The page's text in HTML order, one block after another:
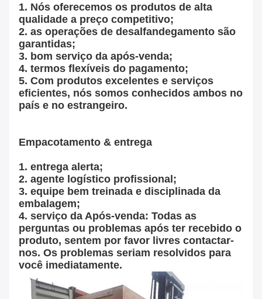
1. Nós oferecemos os produtos de alta
qualidade a preço competitivo;
2. as operações de desalfandegamento são
garantidas;
3. bom serviço da após-venda;
4. termos flexíveis do pagamento;
5. Com produtos excelentes e serviços
eficientes, nós somos conhecidos ambos no
país e no estrangeiro.
Empacotamento & entrega
1. entrega alerta;
2. agente logístico profissional;
3. equipe bem treinada e disciplinada da
embalagem;
4. serviço da Após-venda: Todas as
perguntas ou problemas após ter recebido o
produto, sentem por favor livres contactar-
nos. Os problemas seriam resolvidos para
você imediatamente.